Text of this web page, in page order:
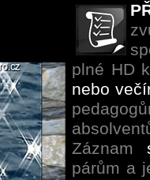
plné HD
nebo
Záznam
párům a